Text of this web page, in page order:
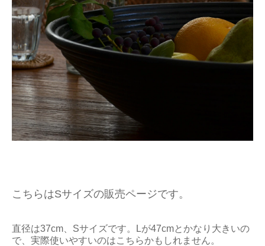
こちらはSサイズの販売ページです。
直径は37cm、Sサイズです。Lが47cmとかなり大きいの
で、実際使いやすいのはこちらかもしれません。